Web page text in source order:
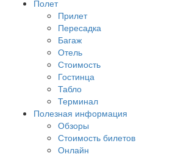
Полет
Прилет
Пересадка
Багаж
Отель
Стоимость
Гостинца
Табло
Терминал
Полезная информация
Обзоры
Стоимость билетов
Онлайн